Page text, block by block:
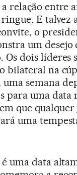
relação entre
E talvez
o
um desejo
Os dois líderes
bilateral na
semana
para uma data
que qualquer
uma
é uma data